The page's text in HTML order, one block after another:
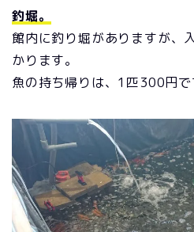
釣堀。
館内に釣り堀がありますが、
かります。
魚の持ち帰りは、1匹300円で